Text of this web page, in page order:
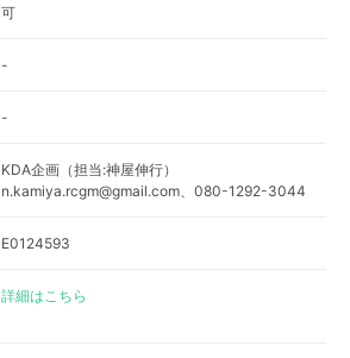
可
-
-
KDA企画（担当:神屋伸行）
n.kamiya.rcgm@gmail.com、080-1292-3044
E0124593
詳細はこちら